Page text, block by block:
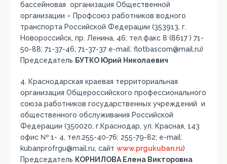
бассейновая организация Общественной
организации – Профсоюз работников водного
транспорта Российской Федерации (353913, г.
Новороссийск, пр. Ленина, 46; тел.факс 8 (8617 ) 71-
50-88; 71-37-46; 71-37-37 е-mail: flotbascom@mail.ru)
Председатель БУТКО Юрий Николаевич
4. Краснодарская краевая территориальная
организация Общероссийского профессионального
союза работников государственных учреждений и
общественного обслуживания Российской
Федерации (350020, г.Краснодар, ул. Красная, 143
офис № 1- 4, тел.255-40-76; 255-79-82; е-mail:
kubanprofrgu@mail.ru, сайт www.prgukuban.ru)
Председатель КОРНИЛОВА Елена Викторовна